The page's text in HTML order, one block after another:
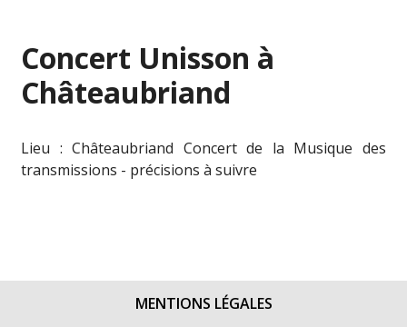
Concert Unisson à
Châteaubriand
Lieu : Châteaubriand Concert de la Musique des
transmissions - précisions à suivre
MENTIONS LÉGALES